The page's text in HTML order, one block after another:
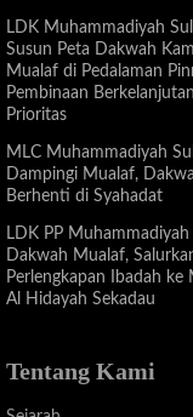
LDK Muhammadiyah
Susun Peta Dakwah
Mualaf di Pedalaman
Pembinaan
Prioritas
MLC Muhammadiyah
Dampingi Mualaf,
Berhenti di Syahadat
LDK PP
Dakwah Mualaf,
Perlengkapan Ibadah ke
Al Hidayah Sekadau
Tentang Kami